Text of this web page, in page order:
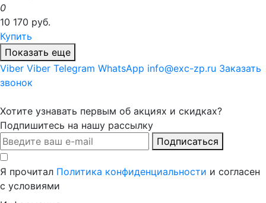
0
10 170 руб.
Купить
Показать еще
Viber Viber Telegram WhatsApp info@exc-zp.ru Заказать
звонок
Хотите узнавать первым об акциях и скидках?
Подпишитесь на нашу рассылку
Подписаться
Я прочитал Политика конфиденциальности и согласен
с условиями